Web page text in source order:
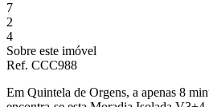
7
2
4
Sobre este imóvel
Ref. CCC988
Em Quintela de Orgens, a apenas 8